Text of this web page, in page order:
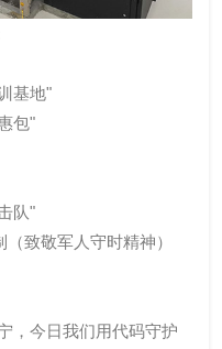
基地"
包"
队"
致敬军人守时精神）
，今日我们用代码守护